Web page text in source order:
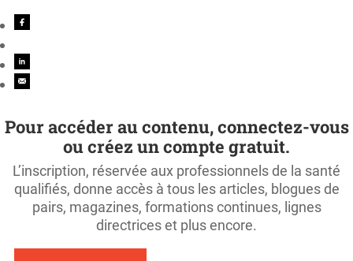
Pour accéder au contenu, connectez-vous
ou créez un compte gratuit.
L’inscription, réservée aux professionnels de la santé
qualifiés, donne accès à tous les articles, blogues de
pairs, magazines, formations continues, lignes
directrices et plus encore.